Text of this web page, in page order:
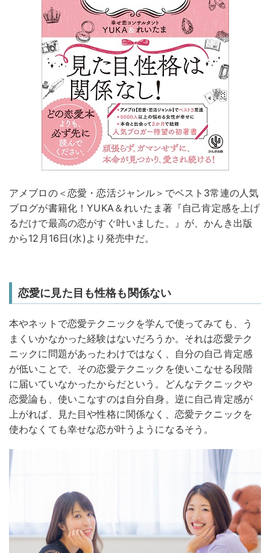
アメブロの＜恋愛・恋活ジャンル＞でベスト3常連の人気
ブログが書籍化！YUKA＆れいたま著『自己肯定感を上げ
るだけで最高の恋がすぐ叶いました。』が、かんき出版
から12月16日(水)より発売中だ。
恋愛に見た目も性格も関係ない
本やネットで恋愛テクニックを学んで使ってみても、う
まくいかなかった経験はないだろうか。それは恋愛テク
ニックに問題があったわけではなく、自分の自己肯定感
が低いことで、その恋愛テクニックを使いこなせる段階
に届いていなかったからだという。どんなテクニックや
恋愛論も、使いこなすのは自分自身。逆に自己肯定感が
上がれば、見た目や性格に関係なく、恋愛テクニックを
使わなくても幸せな恋が叶うようになるそう。